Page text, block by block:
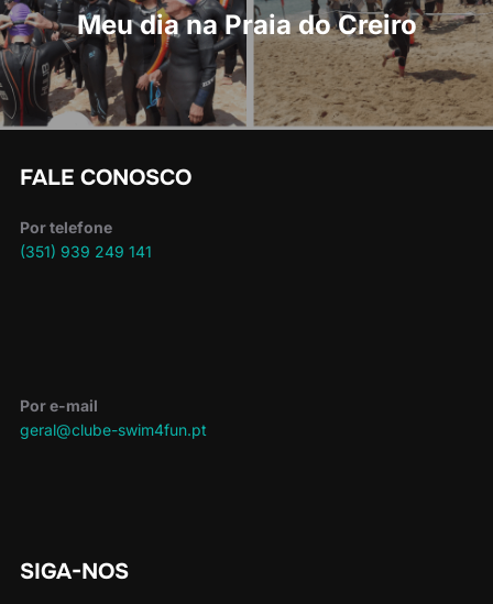
artigosMeu dia na Praia do Creiro
FALE CONOSCO
Por telefone
(351) 939 249 141
Por e-mail
geral@clube-swim4fun.pt
SIGA-NOS